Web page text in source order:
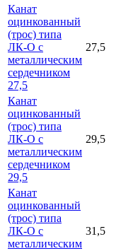
Канат
оцинкованный
(трос) типа
ЛК-О с
металлическим
сердечником
27,5
27,5
Канат
оцинкованный
(трос) типа
ЛК-О с
металлическим
сердечником
29,5
29,5
Канат
оцинкованный
(трос) типа
ЛК-О с
металлическим
31,5